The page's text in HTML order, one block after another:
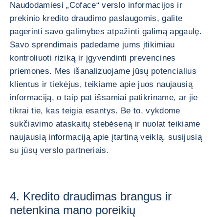
Naudodamiesi „Coface“ verslo informacijos ir
prekinio kredito draudimo paslaugomis, galite
pagerinti savo galimybes atpažinti galimą apgaulę.
Savo sprendimais padedame jums įtikimiau
kontroliuoti riziką ir įgyvendinti prevencines
priemones. Mes išanalizuojame jūsų potencialius
klientus ir tiekėjus, teikiame apie juos naujausią
informaciją, o taip pat išsamiai patikriname, ar jie
tikrai tie, kas teigia esantys. Be to, vykdome
sukčiavimo ataskaitų stebėseną ir nuolat teikiame
naujausią informaciją apie įtartiną veiklą, susijusią
su jūsų verslo partneriais.
4. Kredito draudimas brangus ir
netenkina mano poreikių